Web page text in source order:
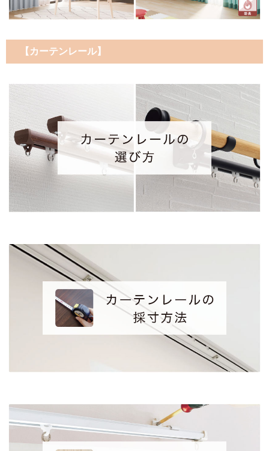
【カーテンレール】